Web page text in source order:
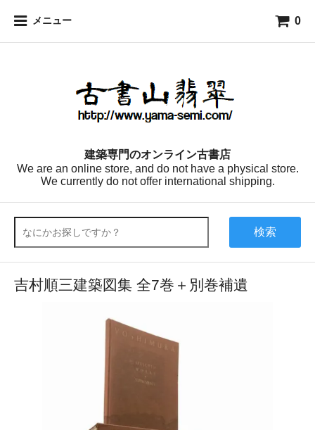
メニュー 0
建築専門のオンライン古書店
We are an online store, and do not have a physical store.
We currently do not offer international shipping.
検索
吉村順三建築図集 全7巻＋別巻補遺